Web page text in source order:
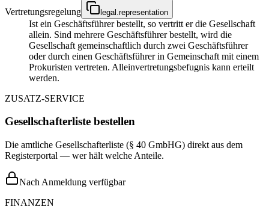
Vertretungsregelung legal.representation
Ist ein Geschäftsführer bestellt, so vertritt er die Gesellschaft
allein. Sind mehrere Geschäftsführer bestellt, wird die
Gesellschaft gemeinschaftlich durch zwei Geschäftsführer
oder durch einen Geschäftsführer in Gemeinschaft mit einem
Prokuristen vertreten. Alleinvertretungsbefugnis kann erteilt
werden.
ZUSATZ-SERVICE
Gesellschafterliste bestellen
Die amtliche Gesellschafterliste (§ 40 GmbHG) direkt aus dem
Registerportal — wer hält welche Anteile.
Nach Anmeldung verfügbar
FINANZEN